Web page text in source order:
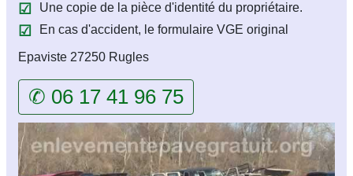
Une copie de la pièce d'identité du propriétaire.
En cas d'accident, le formulaire VGE original
Epaviste 27250 Rugles
✆ 06 17 41 96 75